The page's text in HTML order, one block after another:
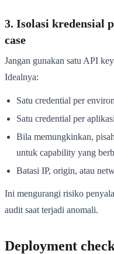
3. Isolasi kredensial
case
Jangan gunakan satu API
Idealnya:
Satu credential per
Satu credential per
Bila memungkinkan,
untuk capability yang
Batasi IP, origin, atau
Ini mengurangi risiko
audit saat terjadi anomali.
Deployment